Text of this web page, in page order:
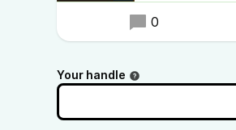
0
Your handle